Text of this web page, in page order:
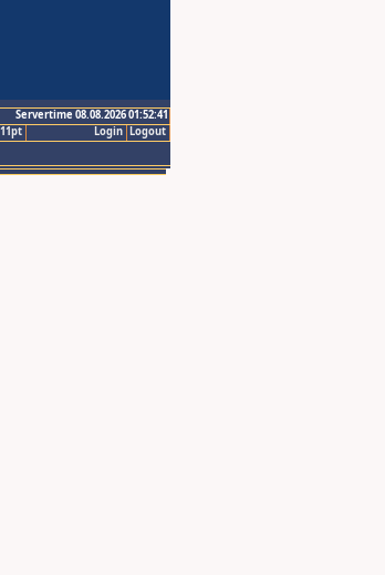
Servertime 08.08.2026 01:52:41
Logout
Login